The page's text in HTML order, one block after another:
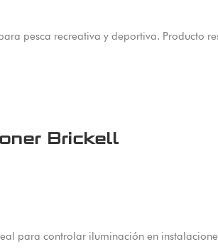
pesca recreativa y deportiva. Producto
Brickell
para controlar iluminación en